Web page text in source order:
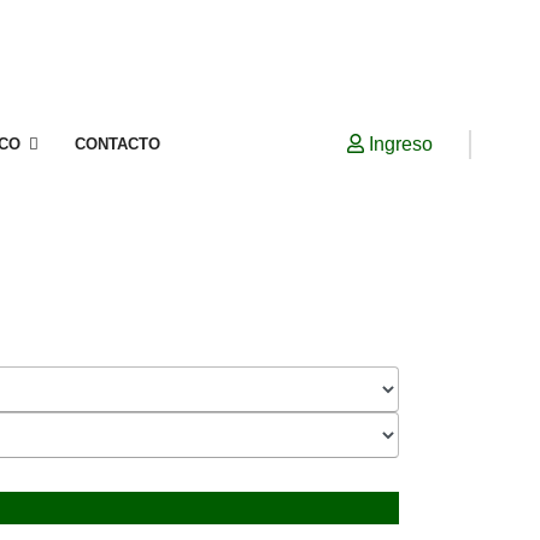
CONTACTO Ingreso